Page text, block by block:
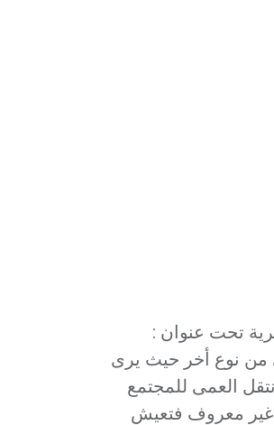
تحت عنوان :
من نوع أخر حيث يرى
العمى للمجتمع
غير معروف فتعيش